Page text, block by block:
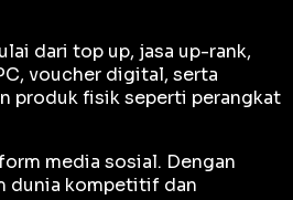
dari top up, jasa up-rank,
voucher digital, serta
produk fisik seperti perangkat
media sosial. Dengan
dunia kompetitif dan